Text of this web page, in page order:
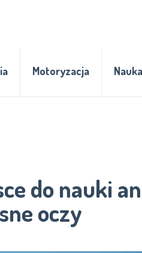
Motoryzacja Nauka
do nauki
oczy